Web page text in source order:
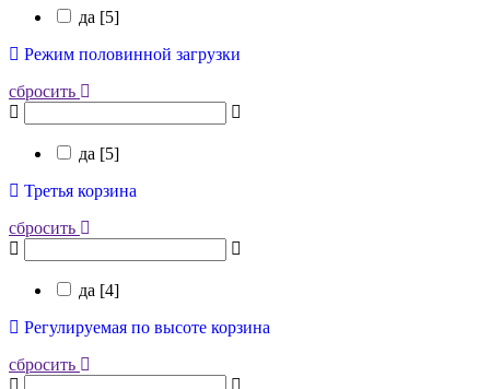
да [5]
Режим половинной загрузки
сбросить
да [5]
Третья корзина
сбросить
да [4]
Регулируемая по высоте корзина
сбросить